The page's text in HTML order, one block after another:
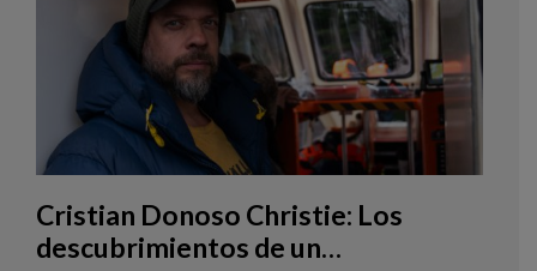
Cristian Donoso Christie: Los
descubrimientos de un